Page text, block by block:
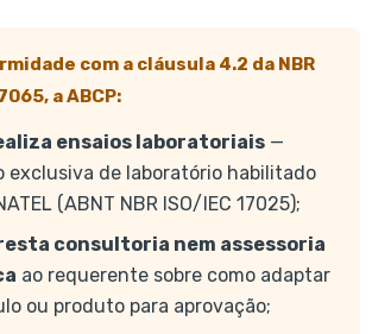
com a cláusula 4.2 da NBR
a ABCP:
ensaios laboratoriais —
exclusiva de laboratório habilitado
(ABNT NBR ISO/IEC 17025);
consultoria nem assessoria
ao requerente sobre como adaptar
ou produto para aprovação;